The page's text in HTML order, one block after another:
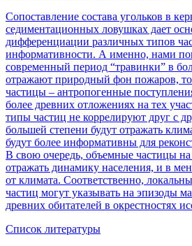
Сопоставление состава угольков в
седиментационных ловушках дает
дифференциации различных типов
информативности. А именно, нами
современный период “травинки” в
отражают природный фон пожаров,
частицы – антропогенные
более древних отложениях на тех
типы частиц не коррелируют друг с
большей степени будут отражать
будут более информативны для
В свою очередь, объемные частицы на
отражать динамику населения, и в
от климата. Соответственно,
частиц могут указывать на эпизоды
древних обитателей в окрестностях
Список литературы